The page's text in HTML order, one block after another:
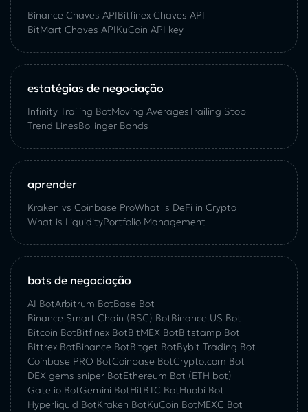
Binance Chaves APIBitfinex Chaves API
BitMart Chaves APIKuCoin API key
estatégias de negociação
Infinity Trailing BotMoving AveragesTrailing Stop
Trend LinesBollinger Bands
aprender
Kraken vs Coinbase ProWhat is DeFi in Crypto
What is LiquidityPortfolio Management
bots de negociação
AI BotArbitrum BotBase Bot
Binance Smart Chain (BSC) BotBinance.US Bot
Bitcoin BotBitfinex BotBitMEX BotBitstamp Bot
Bittrex BotBinance BotBitget BotBybit Trading Bot
Coinbase PRO BotCoinbase BotCrypto.com Bot
DEX gems sniper BotEthereum Bot (ETH bot)
Gate.io BotGemini BotHitBTC BotHuobi Bot
Hyperliquid BotKraken BotKuCoin BotMEXC Bot